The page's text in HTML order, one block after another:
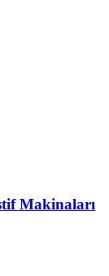
Makinaları